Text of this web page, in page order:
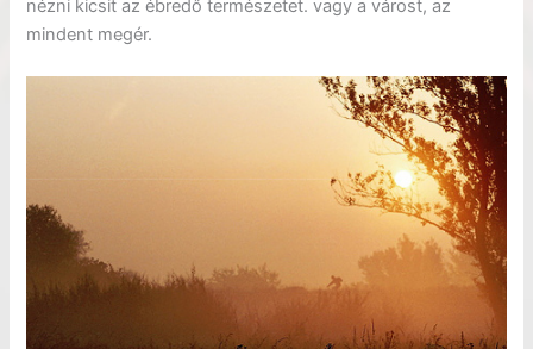
nézni kicsit az ébredő természetet. vagy a várost, az
mindent megér.